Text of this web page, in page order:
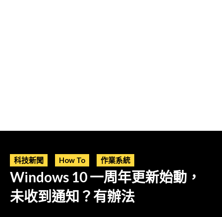
科技新聞 How To 作業系統
Windows 10 一周年更新始動，
未收到通知？有辦法